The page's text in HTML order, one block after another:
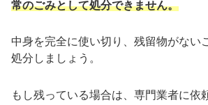
常のごみとして処分できません。
中身を完全に使い切り、残留物がない
処分しましょう。
もし残っている場合は、専門業者に依